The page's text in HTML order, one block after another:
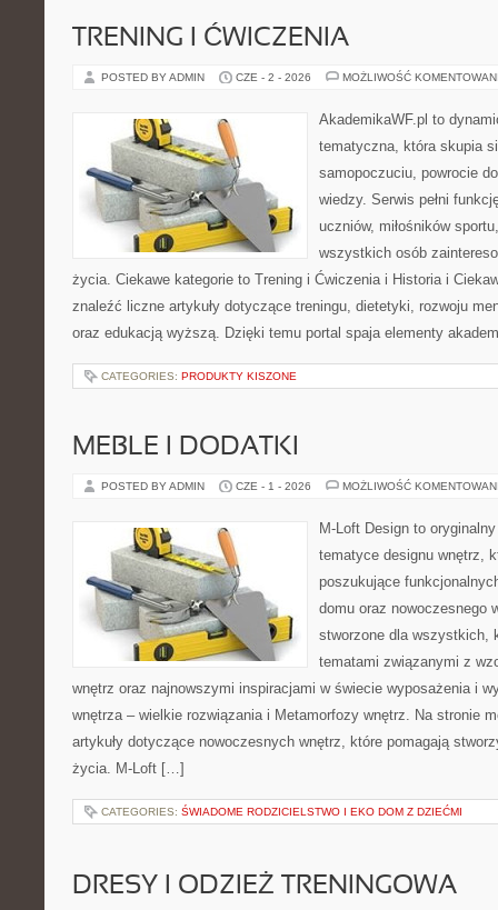
TRENING I ĆWICZENIA
POSTED BY ADMIN CZE - 2 - 2026 MOŻLIWOŚĆ
AkademikaWF.pl to
tematyczna, która skupia
samopoczuciu, powrocie
wiedzy. Serwis pełni
uczniów, miłośników
wszystkich osób
życia. Ciekawe kategorie to Trening i Ćwiczenia i Historia i
znaleźć liczne artykuły dotyczące treningu, dietetyki, rozwoju
oraz edukacją wyższą. Dzięki temu portal spaja elementy
CATEGORIES: PRODUKTY KISZONE
MEBLE I DODATKI
POSTED BY ADMIN CZE - 1 - 2026 MOŻLIWOŚĆ
M-Loft Design to
tematyce designu wnętrz,
poszukujące
domu oraz nowoczesnego
stworzone dla wszystkich,
tematami związanymi z
wnętrz oraz najnowszymi inspiracjami w świecie wyposażenia i
wnętrza – wielkie rozwiązania i Metamorfozy wnętrz. Na stronie
artykuły dotyczące nowoczesnych wnętrz, które pomagają
życia. M-Loft […]
CATEGORIES: ŚWIADOME RODZICIELSTWO I EKO DOM Z DZIEĆMI
DRESY I ODZIEŻ TRENINGOWA